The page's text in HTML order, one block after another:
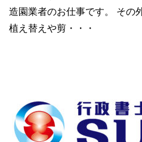
造園業者のお仕事です。 その
植え替えや剪・・・